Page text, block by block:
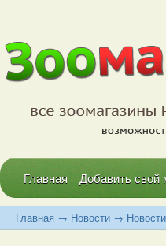
Главная Добавить свой
Главная → Новости →